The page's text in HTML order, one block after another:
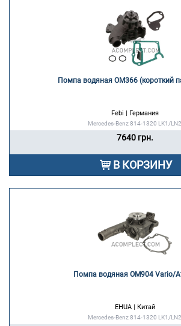
Помпа водяная OM366 (короткий
Febi | Германия
Mercedes-Benz 814-1320 LK1/LN2
7640 грн.
В КОРЗИНУ
Помпа водяная OM904 Vario/
EHUA | Китай
Mercedes-Benz 814-1320 LK1/LN2